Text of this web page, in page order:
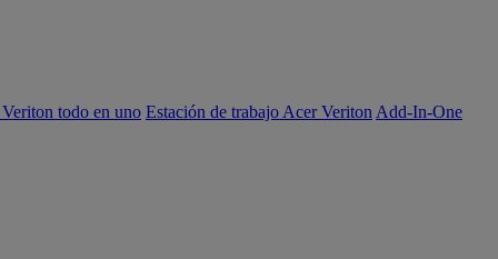
todo en uno Estación de trabajo Acer Veriton Add-In-One